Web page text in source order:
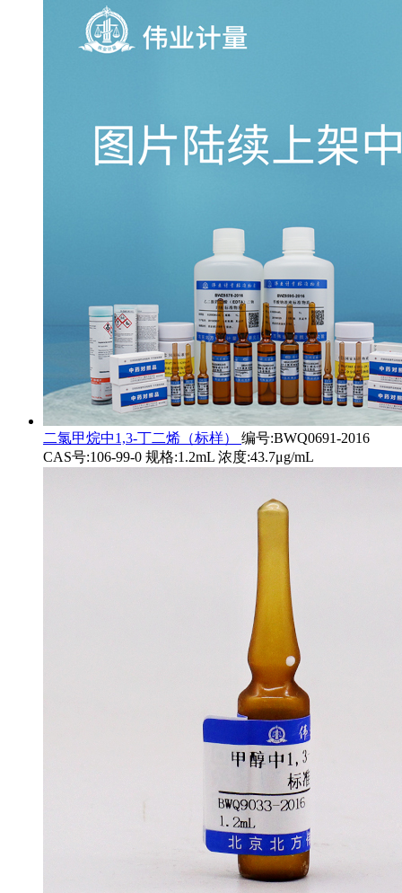
二氯甲烷中1,3-丁二烯（标样） 编号:BWQ0691-2016
CAS号:106-99-0 规格:1.2mL 浓度:43.7μg/mL